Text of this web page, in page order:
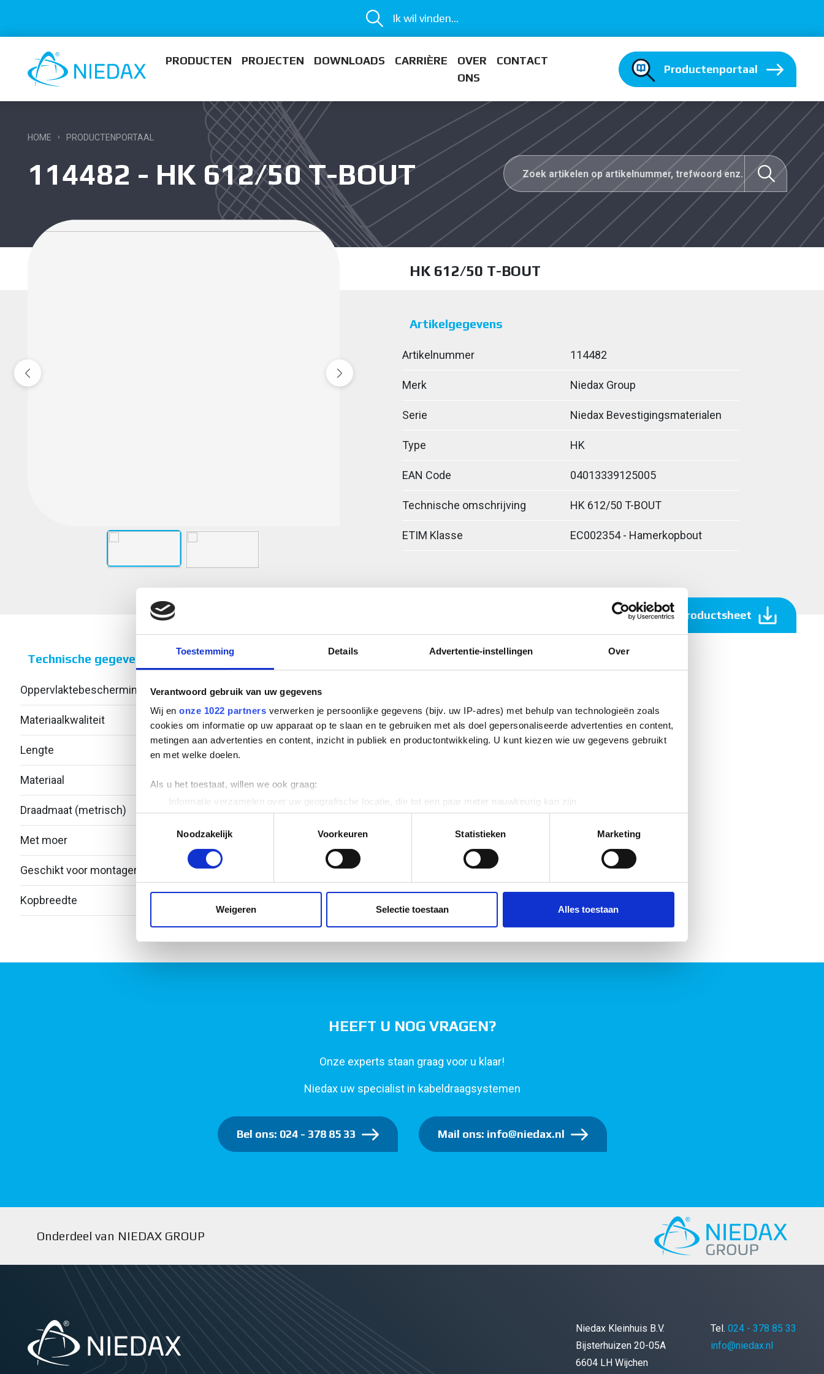
Toestemming Details Advertentie-instellingen Over
Verantwoord gebruik van uw gegevens
Wij en onze 1022 partners verwerken je persoonlijke gegevens (bijv. uw IP-adres) met behulp van technologieën zoals
cookies om informatie op uw apparaat op te slaan en te gebruiken met als doel gepersonaliseerde advertenties en content,
metingen aan advertenties en content, inzicht in publiek en productontwikkeling. U kunt kiezen wie uw gegevens gebruikt
en met welke doelen.
Als u het toestaat, willen we ook graag:
Informatie verzamelen over uw geografische locatie, die tot een paar meter nauwkeurig kan zijn
Uw apparaat identificeren door het actief te scannen op specifieke eigenschappen (fingerprinting)
Lees meer over hoe uw persoonlijke gegevens worden verwerkt en stel uw voorkeuren in het
detailgedeeltein. U kunt uw
toestemming op elk moment wijzigen of intrekken in de Cookieverklaring.
websiteverkeer te analyseren. Ook delen we informatie over uw gebruik van onze site met onze partners voor social
media, adverteren en analyse. Deze partners kunnen deze gegevens combineren met andere informatie die u aan ze heeft
Noodzakelijk
Voorkeuren Statistieken Marketing
Weigeren Selectie toestaan Alles toestaan
Ik wil vinden...
PRODUCTEN PROJECTEN DOWNLOADS CARRIÈRE
OVER
ONS
CONTACT
Productenportaal
HOME PRODUCTENPORTAAL
114482 - HK 612/50 T-BOUT
HK 612/50 T-BOUT
Artikelgegevens
Artikelnummer 114482
Merk Niedax Group
Serie Niedax Bevestigingsmaterialen
Type HK
EAN Code 04013339125005
Technische omschrijving HK 612/50 T-BOUT
ETIM Klasse EC002354 - Hamerkopbout
Download productsheet
Technische gegevens
Oppervlaktebescherming Elektrolytisch verzinkt
Materiaalkwaliteit
Lengte
Materiaal Staal
Draadmaat (metrisch) 12
Met moer
Geschikt voor montagerail
Kopbreedte
HEEFT U NOG VRAGEN?
Onze experts staan graag voor u klaar!
Niedax uw specialist in kabeldraagsystemen
Bel ons: 024 - 378 85 33 Mail ons: info@niedax.nl
Onderdeel van NIEDAX GROUP
Niedax Kleinhuis B.V.
Bijsterhuizen 20-05A
6604 LH Wijchen
Tel. 024 - 378 85 33
info@niedax.nl